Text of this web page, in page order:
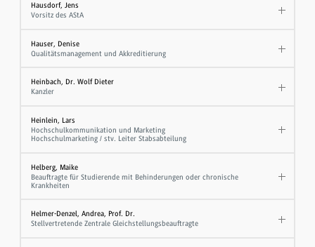
Hausdorf, Jens
Vorsitz des AStA
Hauser, Denise
Qualitätsmanagement und Akkreditierung
Heinbach, Dr. Wolf Dieter
Kanzler
Heinlein, Lars
Hochschulkommunikation und Marketing
Hochschulmarketing / stv. Leiter Stabsabteilung
Helberg, Maike
Beauftragte für Studierende mit Behinderungen oder chronische
Krankheiten
Helmer-Denzel, Andrea, Prof. Dr.
Stellvertretende Zentrale Gleichstellungsbeauftragte